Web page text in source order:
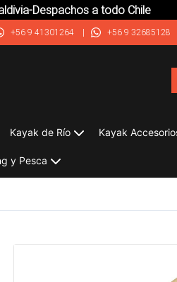
Despachos a todo Chile
+56 9 41301264 | +56 9 32685128
Kayak de Río Kayak
y Pesca